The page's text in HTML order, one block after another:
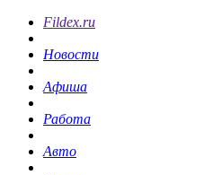
Fildex.ru
Новости
Афиша
Работа
Авто